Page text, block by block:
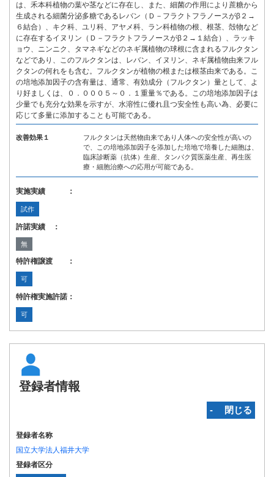
は、禾本科植物の葉や茎などに存在し、また、細菌の作用により蔗糖から
生成される細菌分泌多糖であるレバン（Ｄ－フラクトフラノースがβ２→
６結合）、キク科、ユリ科、アヤメ科、ラン科植物の根、根茎、殻物など
に存在するイヌリン（Ｄ－フラクトフラノースがβ２→１結合）、ラッキ
ョウ、ニンニク、タマネギなどのネギ属植物の球根に含まれるフルクタン
などであり、このフルクタンは、レバン、イヌリン、ネギ属植物由来フル
クタンの何れをも含む。フルクタンが植物の根または根茎由来である。こ
の培地添加因子の含有量は、通常、有効成分（フルクタン）量として、よ
り好ましくは、０．０００５～０．１重量％である。この培地添加因子は
少量でも充分な効果を示すが、水溶性に優れ且つ安全性も高い為、必要に
応じて多量に添加することも可能である。
改善効果１
フルクタンは天然物由来であり人体への安全性が高いの
で、この培地添加因子を添加した培地で培養した細胞は、
臨床診断薬（抗体）生産、タンパク質医薬生産、再生医
療・細胞治療への応用が可能である。
実施実績 ：
試作
許諾実績 ：
無
特許権譲渡 ：
可
特許権実施許諾：
可
登録者情報
‐ 閉じる
登録者名称
国立大学法人福井大学
登録者区分